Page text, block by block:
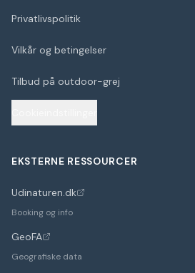
Privatlivspolitik
Vilkår og betingelser
Tilbud på outdoor-grej
EKSTERNE RESSOURCER
Udinaturen.dk
(åbner i nyt faneblad)
Booking og info
GeoFA
(åbner i nyt faneblad)
Geografiske data